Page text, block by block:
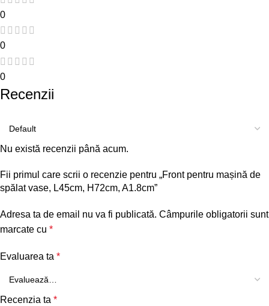
0
0
0
Recenzii
Nu există recenzii până acum.
Fii primul care scrii o recenzie pentru „Front pentru mașină de
spălat vase, L45cm, H72cm, A1.8cm”
Adresa ta de email nu va fi publicată. Câmpurile obligatorii sunt
marcate cu *
Evaluarea ta *
Recenzia ta *